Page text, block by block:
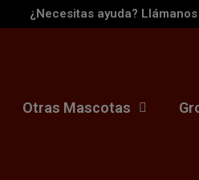
¿Necesitas ayuda?
Otras Mascotas